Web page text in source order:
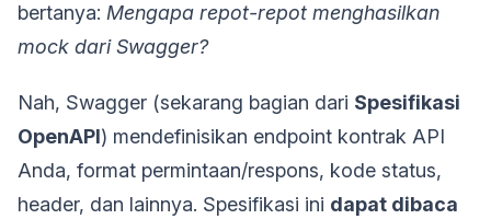
bertanya: Mengapa repot-repot menghasilkan
mock dari Swagger?
Nah, Swagger (sekarang bagian dari Spesifikasi
OpenAPI) mendefinisikan endpoint kontrak API
Anda, format permintaan/respons, kode status,
header, dan lainnya. Spesifikasi ini dapat dibaca